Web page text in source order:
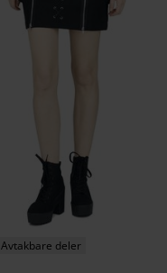
Avtakbare deler